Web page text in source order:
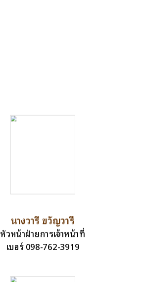
นางวารี ขวัญวารี
หัวหน้าฝ่ายการเจ้าหน้าที่
เบอร์ 098-762-3919